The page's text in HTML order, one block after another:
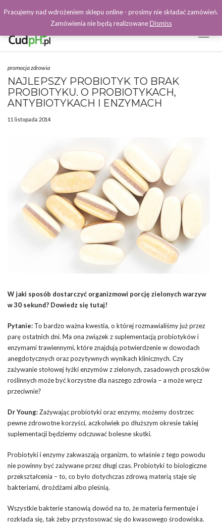
Facebook
promocja zdrowia
NAJLEPSZY PROBIOTYK TO BRAK
PROBIOTYKU. O PROBIOTYKACH,
ANTYBIOTYKACH I ENZYMACH
11 listopada 2014
W jaki sposób dostarczyć organizmowi porcję zielonych warzyw
w 30 sekund? Dowiedz się tutaj!
Pytanie: To bardzo ważna kwestia, o której rozmawialiśmy już przez
parę ostatnich dni. Ma ona związek z suplementacją probiotyków i
enzymami trawiennymi, które znajdują potwierdzenie w dowodach
anegdotycznych oraz pozytywnych wynikach klinicznych. Czy
zażywanie stołowej łyżki enzymów z zielonych, zasadowych proszków
roślinnych może być korzystne dla naszego zdrowia – a może wręcz
przeciwnie?
Dr Young: Zażywając probiotyki oraz enzymy, możemy dostrzec
pewne zdrowotne korzyści, aczkolwiek po dłuższym okresie takiej
suplementacji będziemy odczuwać bolesne skutki.
Probiotyki i enzymy zakwaszają organizm, to właśnie z tego powodu
nie powinny być zażywane przez długi czas. Probiotyki to biologiczne
przekształcenia – to, co było dotychczas zdrową materią staje się
bakteriami, drożdżami albo pleśnią.
Wszystkie bakterie stanowią dowód na to, że materia fermentuje i
rozkłada się, tak żeby przystosować się do kwasowego środowiska.
Pracujemy nad wdrożeniem sklepu online - prosimy nie składać zamówień.
Zamówienia nie będą realizowaneDismiss